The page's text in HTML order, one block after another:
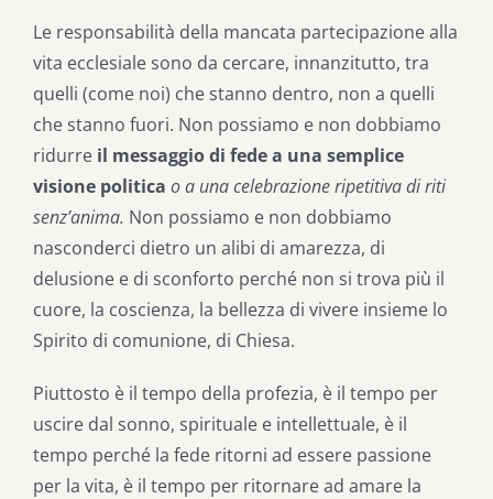
Le responsabilità della mancata partecipazione alla
vita ecclesiale sono da cercare, innanzitutto, tra
quelli (come noi) che stanno dentro, non a quelli
che stanno fuori. Non possiamo e non dobbiamo
ridurre il messaggio di fede a una semplice
visione politica o a una celebrazione ripetitiva di riti
senz’anima. Non possiamo e non dobbiamo
nasconderci dietro un alibi di amarezza, di
delusione e di sconforto perché non si trova più il
cuore, la coscienza, la bellezza di vivere insieme lo
Spirito di comunione, di Chiesa.
Piuttosto è il tempo della profezia, è il tempo per
uscire dal sonno, spirituale e intellettuale, è il
tempo perché la fede ritorni ad essere passione
per la vita, è il tempo per ritornare ad amare la